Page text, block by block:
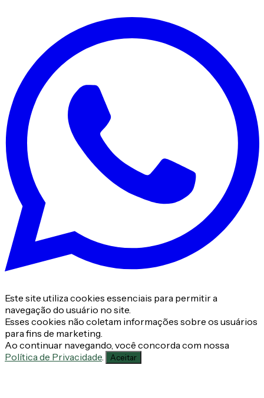
Este site utiliza cookies essenciais para permitir a
navegação do usuário no site.
Esses cookies não coletam informações sobre os usuários
para fins de marketing.
Ao continuar navegando, você concorda com nossa
Política de Privacidade
Aceitar